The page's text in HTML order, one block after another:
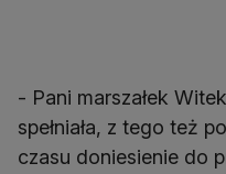
- Pani marszałek
spełniała, z tego też
czasu doniesienie do